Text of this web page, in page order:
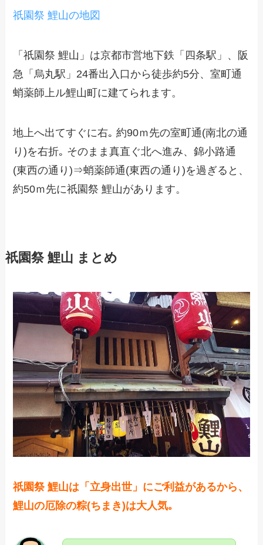
祇園祭 鯉山の地図
「祇園祭 鯉山」は京都市営地下鉄「四条駅」、阪
急「烏丸駅」24番出入口から徒歩約5分、室町通
蛸薬師上ル鯉山町に建てられます。
地上へ出てすぐに右｡ 約90ｍ先の室町通(南北の通
り)を右折｡ そのまま真直ぐ北へ進み、錦小路通
(東西の通り)⇒蛸薬師通(東西の通り)を過ぎると、
約50ｍ先に祇園祭 鯉山があります。
祇園祭 鯉山 まとめ
祇園祭 鯉山は「立身出世」にご利益があるから、
鯉山の厄除の粽(ちまき)は大人気｡